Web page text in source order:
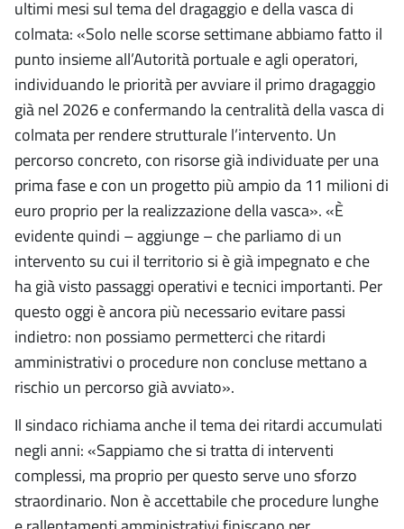
ultimi mesi sul tema del dragaggio e della vasca di
colmata: «Solo nelle scorse settimane abbiamo fatto il
punto insieme all’Autorità portuale e agli operatori,
individuando le priorità per avviare il primo dragaggio
già nel 2026 e confermando la centralità della vasca di
colmata per rendere strutturale l’intervento. Un
percorso concreto, con risorse già individuate per una
prima fase e con un progetto più ampio da 11 milioni di
euro proprio per la realizzazione della vasca». «È
evidente quindi – aggiunge – che parliamo di un
intervento su cui il territorio si è già impegnato e che
ha già visto passaggi operativi e tecnici importanti. Per
questo oggi è ancora più necessario evitare passi
indietro: non possiamo permetterci che ritardi
amministrativi o procedure non concluse mettano a
rischio un percorso già avviato».
Il sindaco richiama anche il tema dei ritardi accumulati
negli anni: «Sappiamo che si tratta di interventi
complessi, ma proprio per questo serve uno sforzo
straordinario. Non è accettabile che procedure lunghe